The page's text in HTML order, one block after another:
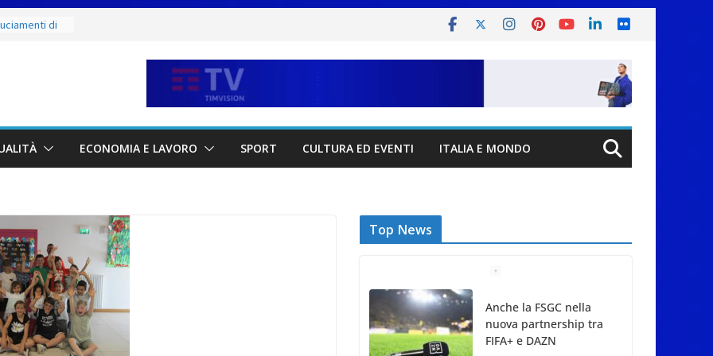
di
della città e
sul
locali
luoghi del
ECONOMIA E LAVORO SPORT CULTURA ED EVENTI ITALIA E MONDO
Top News
Anche la FSGC nella
nuova partnership tra
FIFA+ e DAZN